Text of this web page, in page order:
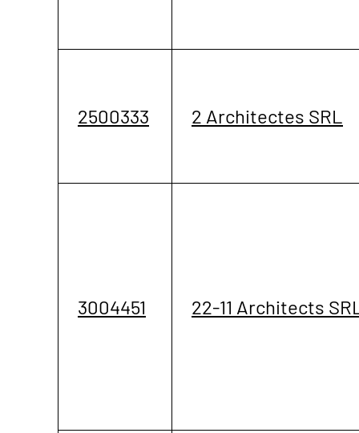
2500333 2 Architectes SRL
3004451 22-11 Architects